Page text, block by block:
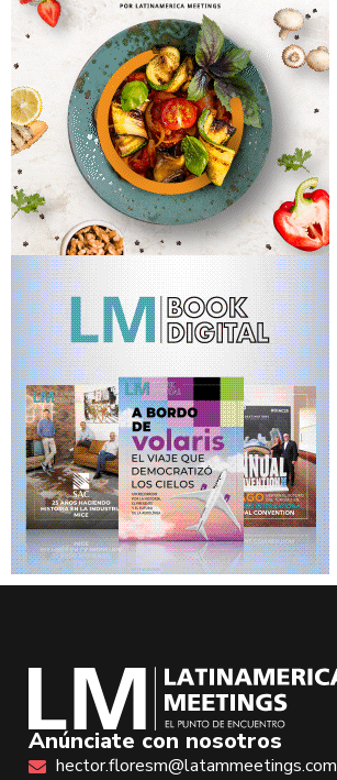
Anúnciate con nosotros
hector.floresm@latammeetings.com